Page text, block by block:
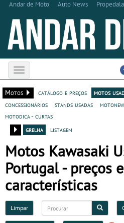
Andar de Moto Auto News
Toggle
navigation
Motos
catálogo e preços motos
concessionários
stands usadas
motodica - curtas
grelha
listagem
Motos Kawasaki
Portugal - preços e
características
Limpar